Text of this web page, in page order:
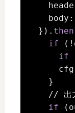
  }).
then
if
if
    }
// 出
if